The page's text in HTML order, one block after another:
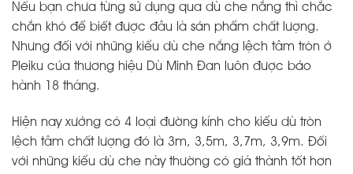
Nếu bạn chưa từng sử dụng qua dù che nắng thì chắc
chắn khó để biết được đâu là sản phẩm chất lượng.
Nhưng đối với những kiểu dù che nắng lệch tâm tròn ở
Pleiku của thương hiệu Dù Minh Đan luôn được bảo
hành 18 tháng.
Hiện nay xưởng có 4 loại đường kính cho kiểu dù tròn
lệch tâm chất lượng đó là 3m, 3,5m, 3,7m, 3,9m. Đối
với những kiểu dù che này thường có giá thành tốt hơn